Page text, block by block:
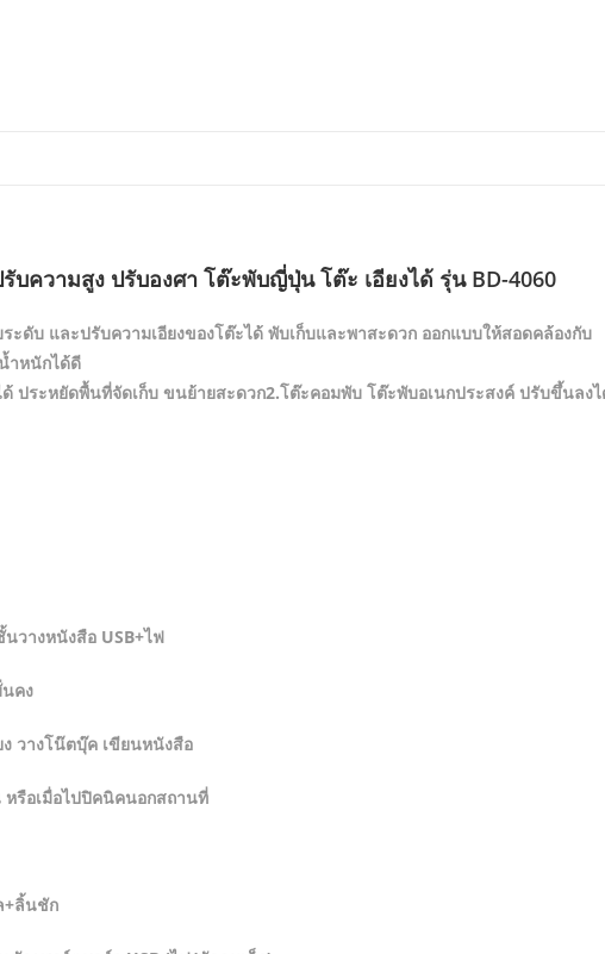
ความสูง ปรับองศา โต๊ะพับญี่ปุ่น โต๊ะ เอียงได้ รุ่น BD-4060
ดับ และปรับความเอียงของโต๊ะได้ พับเก็บและพาสะดวก ออกแบบให้สอดคล้องกับ
ำหนักได้ดี
ประหยัดพื้นที่จัดเก็บ ขนย้ายสะดวก2.โต๊ะคอมพับ โต๊ะพับอเนกประสงค์ ปรับขึ้นลง
างหนังสือ USB+ไฟ
คง
วางโน๊ตบุ๊ค เขียนหนังสือ
รือเมื่อไปปิคนิคนอกสถานที่
+ลิ้นชัก